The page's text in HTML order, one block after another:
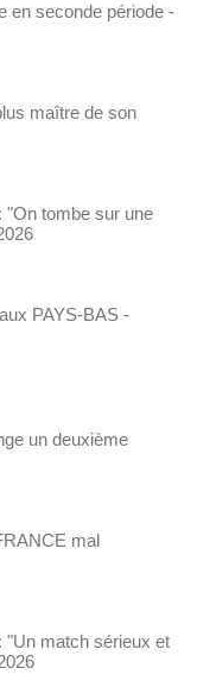
en seconde période -
maître de son
"On tombe sur une
PAYS-BAS -
un deuxième
mal
"Un match sérieux et